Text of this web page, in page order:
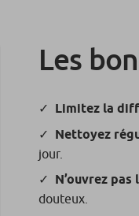
Les
Limitez la
Nettoyez
jour.
N’ouvrez
douteux.